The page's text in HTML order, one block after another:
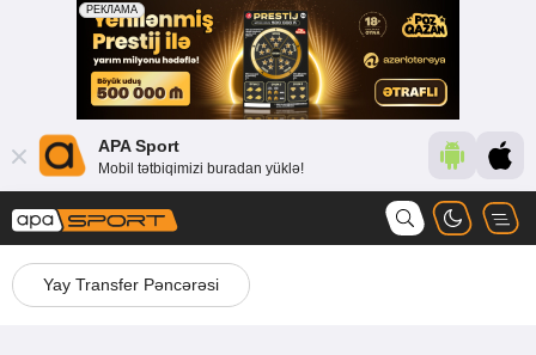
APA Sport
Mobil tətbiqimizi buradan yüklə!
Yay Transfer Pəncərəsi